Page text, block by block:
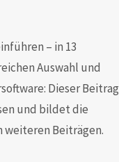
– in 13
Auswahl und
Dieser Beitrag
und bildet die
Beiträgen.